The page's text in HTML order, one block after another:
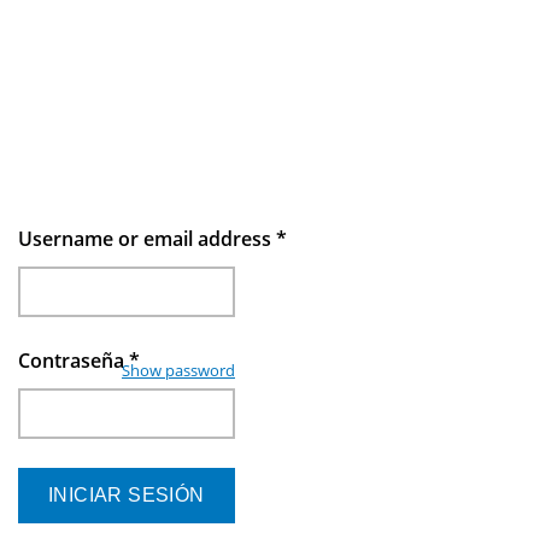
Username or email address *
Contraseña*
Show password